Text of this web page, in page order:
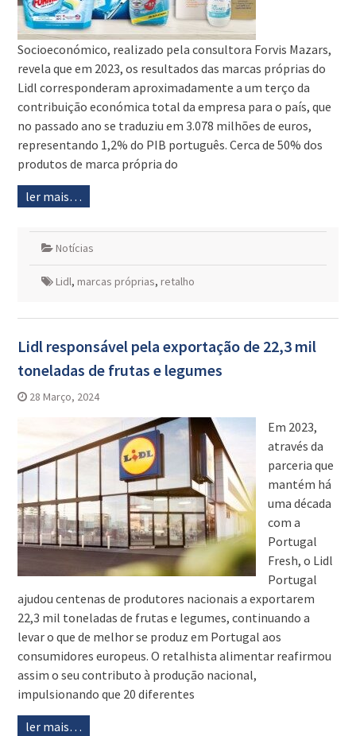
Socioeconómico, realizado pela consultora Forvis Mazars,
revela que em 2023, os resultados das marcas próprias do
Lidl corresponderam aproximadamente a um terço da
contribuição económica total da empresa para o país, que
no passado ano se traduziu em 3.078 milhões de euros,
representando 1,2% do PIB português. Cerca de 50% dos
produtos de marca própria do
ler mais…
Notícias
Lidl, marcas próprias, retalho
Lidl responsável pela exportação de 22,3 mil
toneladas de frutas e legumes
28 Março, 2024
Em 2023,
através da
parceria que
mantém há
uma década
com a
Portugal
Fresh, o Lidl
Portugal
ajudou centenas de produtores nacionais a exportarem
22,3 mil toneladas de frutas e legumes, continuando a
levar o que de melhor se produz em Portugal aos
consumidores europeus. O retalhista alimentar reafirmou
assim o seu contributo à produção nacional,
impulsionando que 20 diferentes
ler mais…